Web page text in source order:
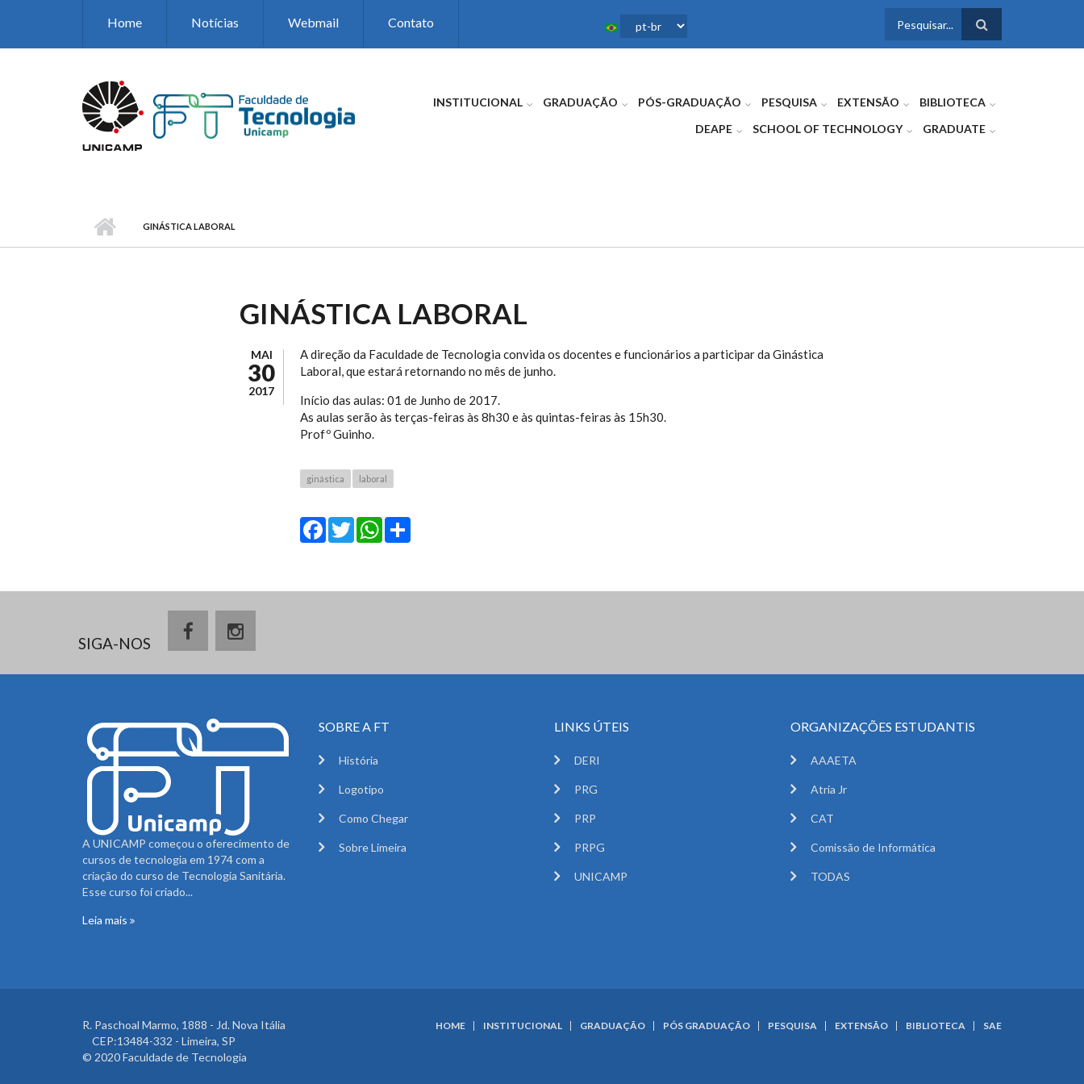
Home Notícias Webmail Contato
FORMULÁRIO
INSTITUCIONAL GRADUAÇÃO PÓS-GRADUAÇÃO PESQUISA EXTENSÃO
BIBLIOTECA
DEAPE
SCHOOL OF TECHNOLOGY GRADUATE
GINÁSTICA LABORAL
GINÁSTICA LABORAL
MAI
30
2017
A direção da Faculdade de Tecnologia convida os docentes e funcionários a participar da Ginástica
Laboral, que estará retornando no mês de junho.
Início das aulas: 01 de Junho de 2017.
As aulas serão às terças-feiras às 8h30 e às quintas-feiras às 15h30.
Profº Guinho.
ginástica laboral
Facebook
Twitter
WhatsApp
SIGA-NOS
A UNICAMP começou o oferecimento de
cursos de tecnologia em 1974 com a
criação do curso de Tecnologia Sanitária.
Esse curso foi criado...
Leia mais
SOBRE A FT
História
Logotipo
Como Chegar
Sobre Limeira
LINKS ÚTEIS
DERI
PRG
PRP
PRPG
UNICAMP
ORGANIZAÇÕES ESTUDANTIS
AAAETA
Atria Jr
CAT
Comissão de Informática
TODAS
R. Paschoal Marmo, 1888 - Jd. Nova Itália
CEP:13484-332 - Limeira, SP
© 2020 Faculdade de Tecnologia
HOME INSTITUCIONAL GRADUAÇÃO PÓS GRADUAÇÃO PESQUISA EXTENSÃO BIBLIOTECA SAE